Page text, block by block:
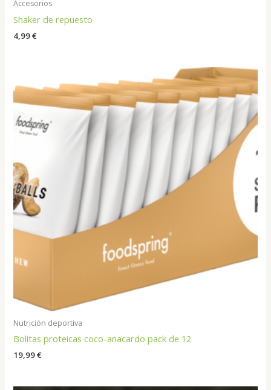
Accesorios
Shaker de repuesto
4,99€
Nutrición deportiva
Bolitas proteicas coco-anacardo pack de 12
19,99€